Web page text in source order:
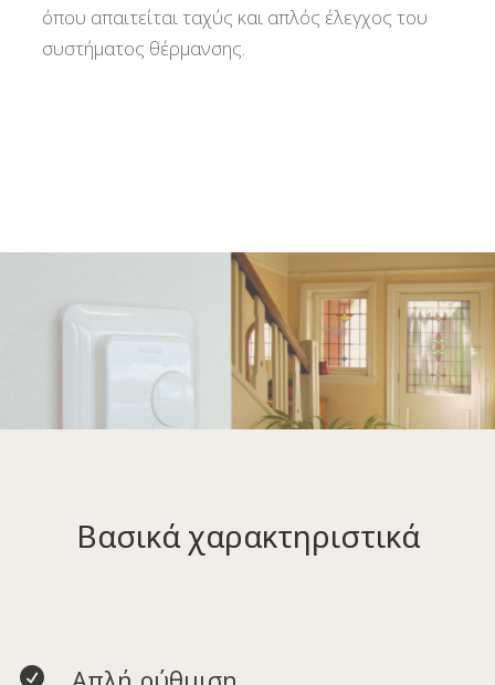
όπου απαιτείται ταχύς και απλός έλεγχος του
συστήματος θέρμανσης.
Βασικά χαρακτηριστικά
